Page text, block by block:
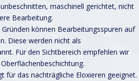
maschinell gerichtet, nicht
Bearbeitung.
können Bearbeitungsspuren auf
Diese werden nicht als
Für den Sichtbereich empfehlen wir
für das nachträgliche Eloxieren geeignet.